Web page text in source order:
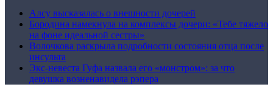
Алсу высказалась о внешности дочерей
Бородина намекнула на комплексы дочери: «Тебе тяжело
на фоне идеальной сестры»
Волочкова раскрыла подробности состояния отца после
инсульта
Экс-невеста Гуфа назвала его «монстром»: за что
девушка возненавидела рэпера